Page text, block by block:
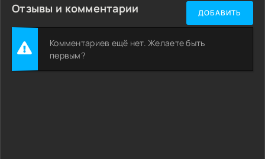
Отзывы и комментарии ДОБАВИТЬ
Комментариев ещё нет. Желаете быть
первым?